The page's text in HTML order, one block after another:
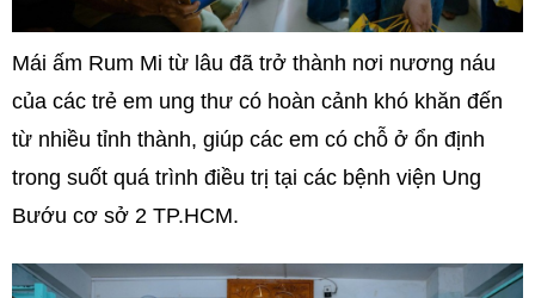
Mái ấm Rum Mi từ lâu đã trở thành nơi nương náu
của các trẻ em ung thư có hoàn cảnh khó khăn đến
từ nhiều tỉnh thành, giúp các em có chỗ ở ổn định
trong suốt quá trình điều trị tại các bệnh viện Ung
Bướu cơ sở 2 TP.HCM.